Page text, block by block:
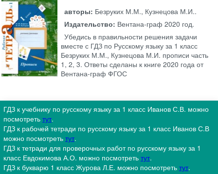
авторы: Безруких М.М., Кузнецова М.И..
Издательство: Вентана-граф 2020 год.
Убедись в правильности решения задачи
вместе с ГДЗ по Русскому языку за 1 класс
Безруких М.М., Кузнецова М.И. прописи часть
1, 2, 3. Ответы сделаны к книге 2020 года от
Вентана-граф ФГОС
ГДЗ к учебнику по русскому языку за 1 класс Иванов С.В. можно
посмотреть тут.
ГДЗ к рабочей тетради по русскому языку за 1 класс Иванов С.В
можно посмотреть тут.
ГДЗ к тетради для проверочных работ по русскому языку за 1
класс Евдокимова А.О. можно посмотреть тут.
ГДЗ к букварю 1 класс Журова Л.Е. можно посмотреть тут.